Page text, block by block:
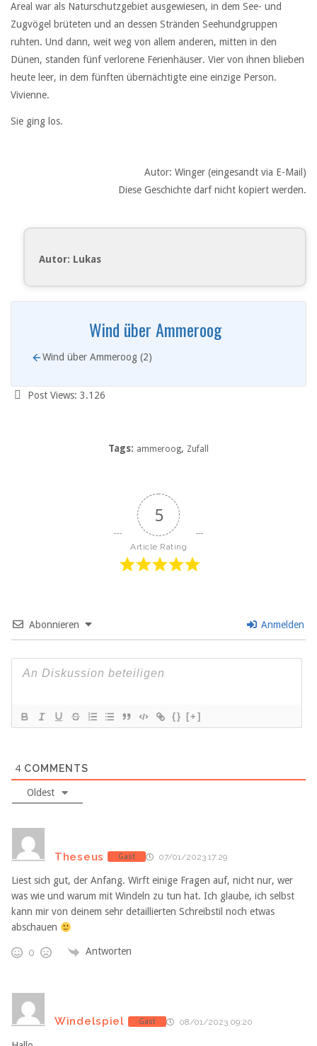
Areal war als Naturschutzgebiet ausgewiesen, in dem See- und
Zugvögel brüteten und an dessen Stränden Seehundgruppen
ruhten. Und dann, weit weg von allem anderen, mitten in den
Dünen, standen fünf verlorene Ferienhäuser. Vier von ihnen blieben
heute leer, in dem fünften übernächtigte eine einzige Person.
Vivienne.
Sie ging los.
Autor: Winger (eingesandt via E-Mail)
Diese Geschichte darf nicht kopiert werden.
Autor: Lukas
Wind über Ammeroog
Wind über Ammeroog (2)
Post Views: 3.126
Tags: ammeroog, Zufall
5
Article Rating
Abonnieren Anmelden
{} [+]
4 COMMENTS
Oldest
Theseus Gast 07/01/2023 17:29
Liest sich gut, der Anfang. Wirft einige Fragen auf, nicht nur, wer
was wie und warum mit Windeln zu tun hat. Ich glaube, ich selbst
kann mir von deinem sehr detaillierten Schreibstil noch etwas
abschauen
0 Antworten
Windelspiel Gast 08/01/2023 09:20